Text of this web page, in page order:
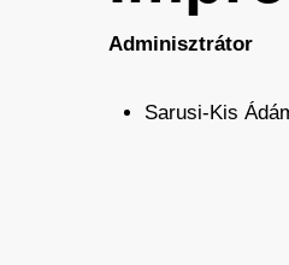
Adminisztrátor
Sarusi-Kis